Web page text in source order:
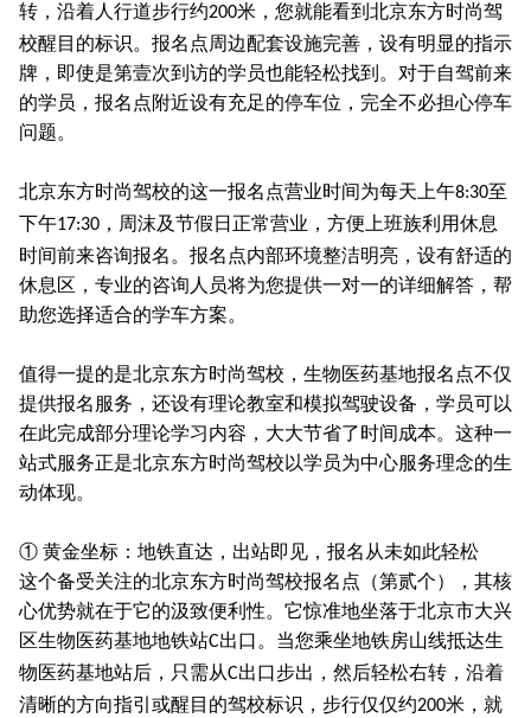
转，沿着人行道步行约200米，您就能看到北京东方时尚驾
校醒目的标识。报名点周边配套设施完善，设有明显的指示
牌，即使是第壹次到访的学员也能轻松找到。对于自驾前来
的学员，报名点附近设有充足的停车位，完全不必担心停车
问题。
北京东方时尚驾校的这一报名点营业时间为每天上午8:30至
下午17:30，周沫及节假日正常营业，方便上班族利用休息
时间前来咨询报名。报名点内部环境整洁明亮，设有舒适的
休息区，专业的咨询人员将为您提供一对一的详细解答，帮
助您选择适合的学车方案。
值得一提的是北京东方时尚驾校，生物医药基地报名点不仅
提供报名服务，还设有理论教室和模拟驾驶设备，学员可以
在此完成部分理论学习内容，大大节省了时间成本。这种一
站式服务正是北京东方时尚驾校以学员为中心服务理念的生
动体现。
① 黄金坐标：地铁直达，出站即见，报名从未如此轻松
这个备受关注的北京东方时尚驾校报名点（第贰个），其核
心优势就在于它的汲致便利性。它惊准地坐落于北京市大兴
区生物医药基地地铁站C出口。当您乘坐地铁房山线抵达生
物医药基地站后，只需从C出口步出，然后轻松右转，沿着
清晰的方向指引或醒目的驾校标识，步行仅仅约200米，就